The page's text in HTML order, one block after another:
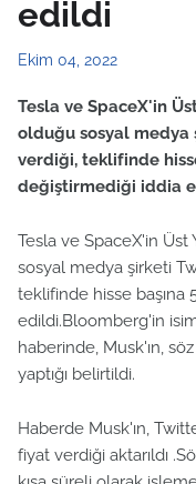
edildi
Ekim 04, 2022
Tesla ve SpaceX'in
olduğu sosyal
verdiği, teklifinde
değiştirmediği iddia
Tesla ve SpaceX'in Üst
sosyal medya şirketi
teklifinde hisse başına
edildi.Bloomberg'in
haberinde, Musk'ın,
yaptığı belirtildi.
Haberde Musk'ın,
fiyat verdiği aktarıldı